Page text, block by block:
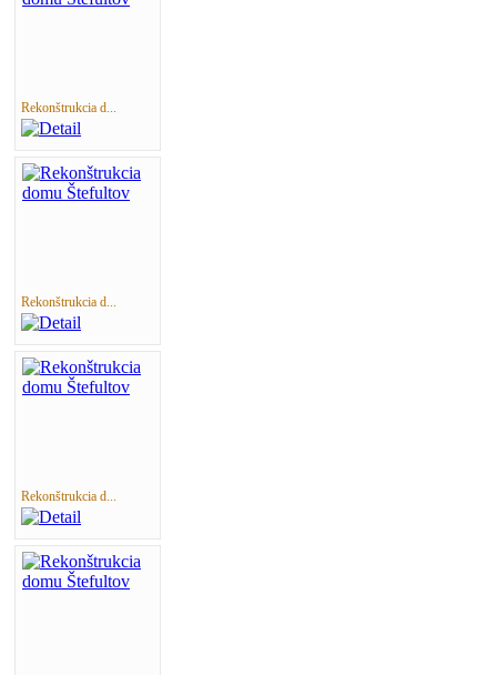
Rekonštrukcia d...
Rekonštrukcia d...
Rekonštrukcia d...